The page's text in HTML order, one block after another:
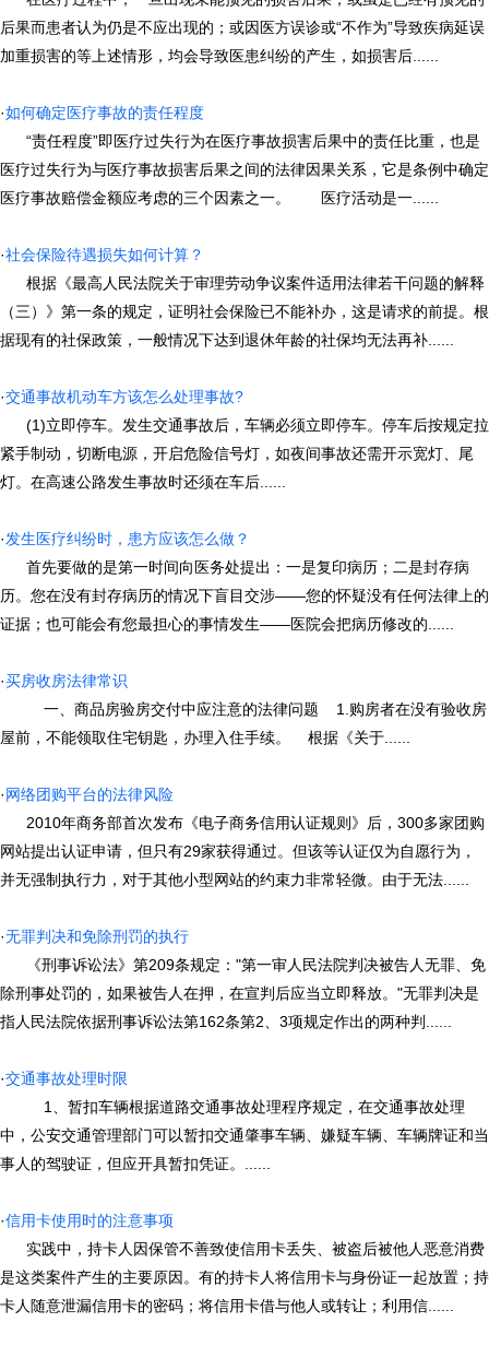
后果而患者认为仍是不应出现的；或因医方误诊或“不作为”导致疾病延误
加重损害的等上述情形，均会导致医患纠纷的产生，如损害后......
·如何确定医疗事故的责任程度
“责任程度”即医疗过失行为在医疗事故损害后果中的责任比重，也是
医疗过失行为与医疗事故损害后果之间的法律因果关系，它是条例中确定
医疗事故赔偿金额应考虑的三个因素之一。 医疗活动是一......
·社会保险待遇损失如何计算？
根据《最高人民法院关于审理劳动争议案件适用法律若干问题的解释
（三）》第一条的规定，证明社会保险已不能补办，这是请求的前提。根
据现有的社保政策，一般情况下达到退休年龄的社保均无法再补......
·交通事故机动车方该怎么处理事故?
(1)立即停车。发生交通事故后，车辆必须立即停车。停车后按规定拉
紧手制动，切断电源，开启危险信号灯，如夜间事故还需开示宽灯、尾
灯。在高速公路发生事故时还须在车后......
·发生医疗纠纷时，患方应该怎么做？
首先要做的是第一时间向医务处提出：一是复印病历；二是封存病
历。您在没有封存病历的情况下盲目交涉――您的怀疑没有任何法律上的
证据；也可能会有您最担心的事情发生——医院会把病历修改的......
·买房收房法律常识
一、商品房验房交付中应注意的法律问题 1.购房者在没有验收房
屋前，不能领取住宅钥匙，办理入住手续。 根据《关于......
·网络团购平台的法律风险
2010年商务部首次发布《电子商务信用认证规则》后，300多家团购
网站提出认证申请，但只有29家获得通过。但该等认证仅为自愿行为，
并无强制执行力，对于其他小型网站的约束力非常轻微。由于无法......
·无罪判决和免除刑罚的执行
《刑事诉讼法》第209条规定："第一审人民法院判决被告人无罪、免
除刑事处罚的，如果被告人在押，在宣判后应当立即释放。"无罪判决是
指人民法院依据刑事诉讼法第162条第2、3项规定作出的两种判......
·交通事故处理时限
1、暂扣车辆根据道路交通事故处理程序规定，在交通事故处理
中，公安交通管理部门可以暂扣交通肇事车辆、嫌疑车辆、车辆牌证和当
事人的驾驶证，但应开具暂扣凭证。......
·信用卡使用时的注意事项
实践中，持卡人因保管不善致使信用卡丢失、被盗后被他人恶意消费
是这类案件产生的主要原因。有的持卡人将信用卡与身份证一起放置；持
卡人随意泄漏信用卡的密码；将信用卡借与他人或转让；利用信......